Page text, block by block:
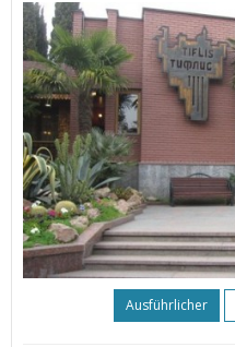
Ausführlicher